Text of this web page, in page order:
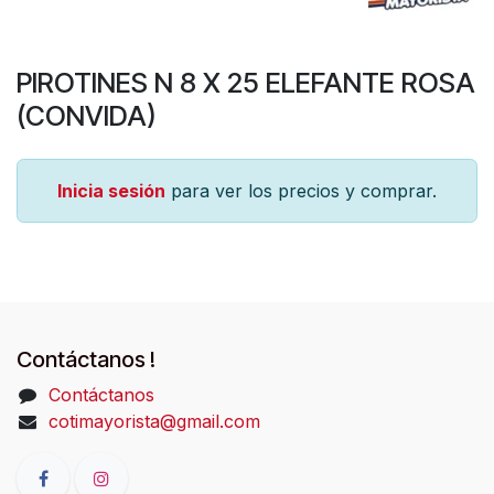
PIROTINES N 8 X 25 ELEFANTE ROSA
(CONVIDA)
Inicia sesión para ver los precios y comprar.
Contáctanos !
Contáctanos
cotimayorista@gmail.com